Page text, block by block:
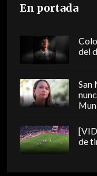
En portada
del
San
de